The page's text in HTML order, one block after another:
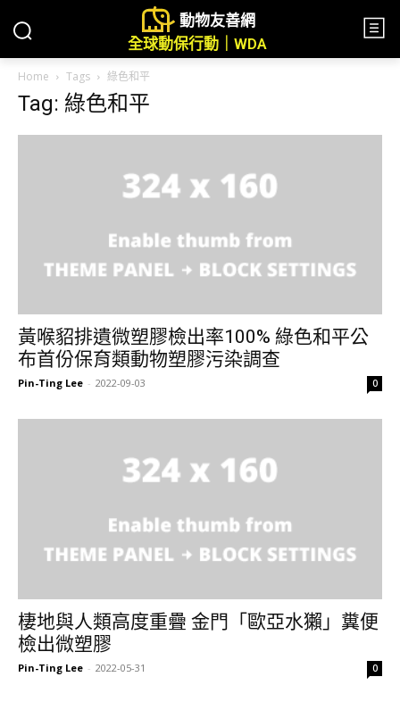
動物友善網
全球動保行動｜WDA
Home Tags 綠色和平
Tag: 綠色和平
黃喉貂排遺微塑膠檢出率100% 綠色和平公
布首份保育類動物塑膠污染調查
Pin-Ting Lee - 2022-09-03 0
棲地與人類高度重疊 金門「歐亞水獺」糞便
檢出微塑膠
Pin-Ting Lee - 2022-05-31 0